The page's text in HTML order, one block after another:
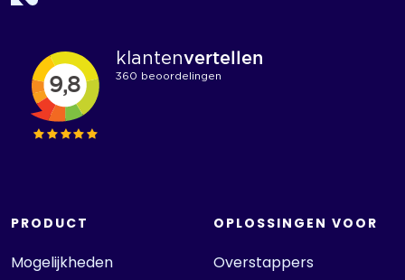
PRODUCT
Mogelijkheden
OPLOSSINGEN VOOR
Overstappers